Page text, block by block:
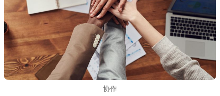
协作